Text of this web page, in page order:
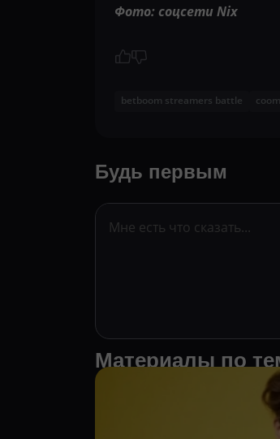
Фото: соцсети Nix
betboom streamers battle
Будь первым
Материалы по